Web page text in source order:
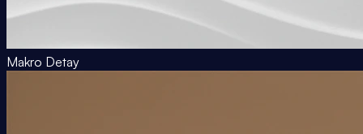
Makro Detay